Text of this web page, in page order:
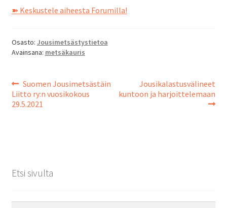
➽ Keskustele aiheesta Forumilla!
Osasto: Jousimetsästystietoa
Avainsana: metsäkauris
Artikkelien
Edellinen
artikkeli
Suomen Jousimetsästäin
Liitto ry:n vuosikokous
29.5.2021
Seuraava
artikkeli:
Jousikalastusvälineet
kuntoon ja harjoittelemaan
Etsi sivulta